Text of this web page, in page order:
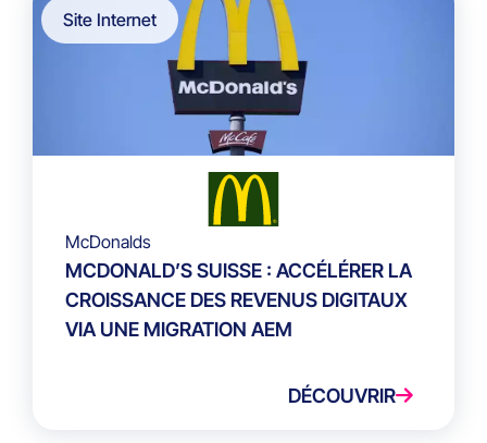
Site Internet
McDonalds
MCDONALD’S SUISSE : ACCÉLÉRER LA
CROISSANCE DES REVENUS DIGITAUX
VIA UNE MIGRATION AEM
DÉCOUVRIR